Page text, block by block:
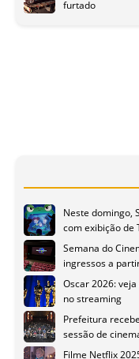
furtado
Neste domingo,
com exibição de
Semana do
ingressos a
Oscar 2026:
no streaming
Prefeitura
sessão de
Filme Netflix